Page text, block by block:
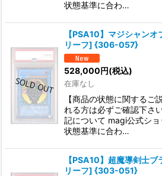
状態基準に合わ…
【PSA10】マジシャン
リーフ] {306-057}
528,000円(税込)
在庫なし
【商品の状態に関するご
れる方は必ずご確認下さ
記について magi公式シ
状態基準に合わ…
【PSA10】超魔導剣士
リーフ] {303-051}